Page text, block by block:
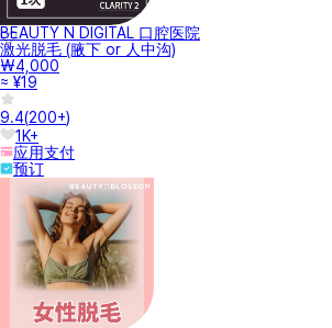
BEAUTY N DIGITAL 口腔医院
激光脱毛 (腋下 or 人中沟)
₩4,000
≈ ¥19
9.4(200+)
1K+
应用支付
预订